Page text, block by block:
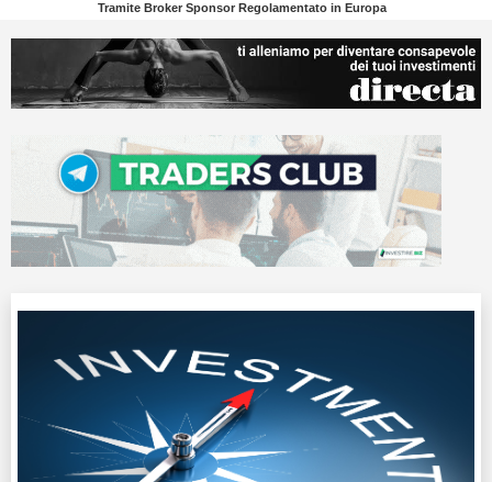
Calendario economico
Webinar
Servizi
Trading
Education
Conto IG
Guru Monitor
Stagionalità
Tramite Broker Sponsor Regolamentato in Europa